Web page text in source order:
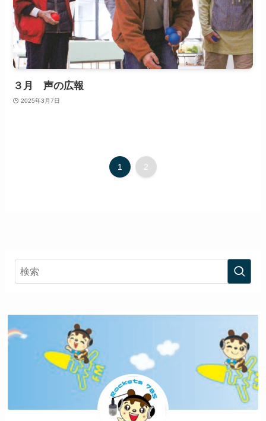
３月 声の広報
2025年3月7日
1 2